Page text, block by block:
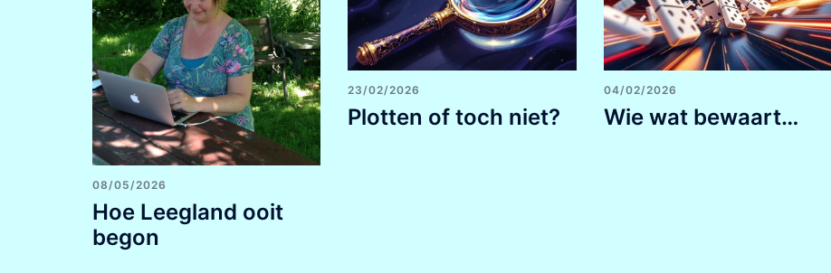
08/05/2026
Hoe Leegland ooit
begon
23/02/2026
Plotten of toch niet?
04/02/2026
Wie wat bewaart…